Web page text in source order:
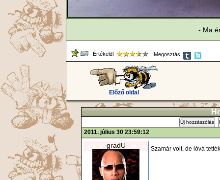
- Ma
Értékeld! Megosztás:
Előző oldal
Új hozzászólás
2011. július 30 23:59:12
gradU Szamár volt, de lóvá